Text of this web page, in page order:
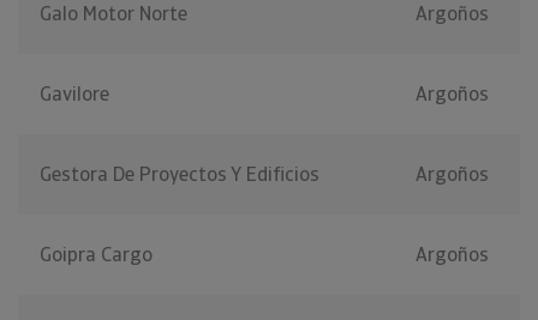
Galo Motor Norte Argoños
Gavilore Argoños
Gestora De Proyectos Y Edificios Argoños
Goipra Cargo Argoños